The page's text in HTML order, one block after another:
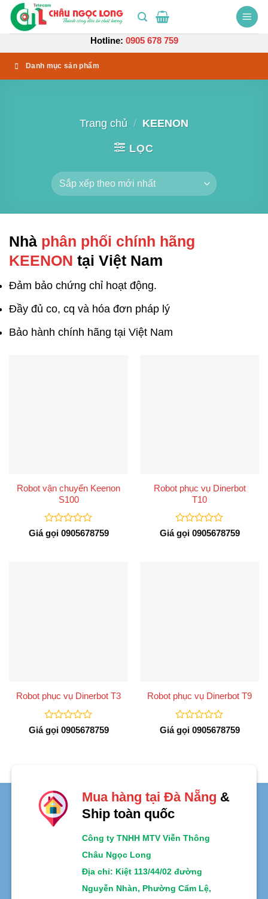
Bỏ
qua
Hotline: 0905 678 759
Danh mục sản phẩm
Trang chủ / KEENON
LỌC
Nhà phân phối chính hãng
KEENON tại Việt Nam
Đảm bảo chứng chỉ hoạt động.
Đầy đủ co, cq và hóa đơn pháp lý
Bảo hành chính hãng tại Việt Nam
Robot vận chuyển Keenon
S100
Được
xếp
Giá gọi 0905678759
Robot phục vụ Dinerbot
T10
Được
xếp
Giá gọi 0905678759
Robot phục vụ Dinerbot T3
Được
xếp
Giá gọi 0905678759
Robot phục vụ Dinerbot T9
Được
xếp
Giá gọi 0905678759
Mua hàng tại Đà Nẵng &
Ship toàn quốc
Công ty TNHH MTV Viễn Thông
Châu Ngọc Long
Địa chỉ: Kiệt 113/44/02 đường
Nguyễn Nhàn, Phường Cẩm Lệ,